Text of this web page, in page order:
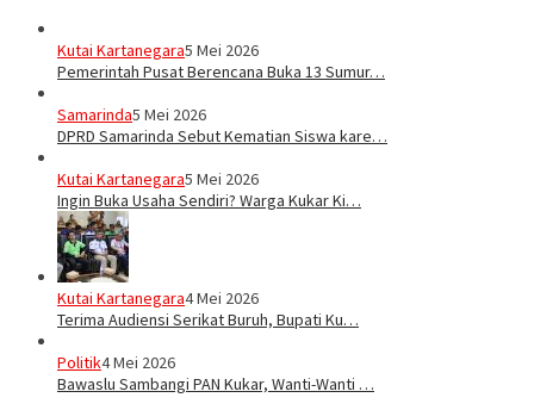
Kutai Kartanegara5 Mei 2026
Pemerintah Pusat Berencana Buka 13 Sumur…
Samarinda5 Mei 2026
DPRD Samarinda Sebut Kematian Siswa kare…
Kutai Kartanegara5 Mei 2026
Ingin Buka Usaha Sendiri? Warga Kukar Ki…
Kutai Kartanegara4 Mei 2026
Terima Audiensi Serikat Buruh, Bupati Ku…
Politik4 Mei 2026
Bawaslu Sambangi PAN Kukar, Wanti-Wanti …